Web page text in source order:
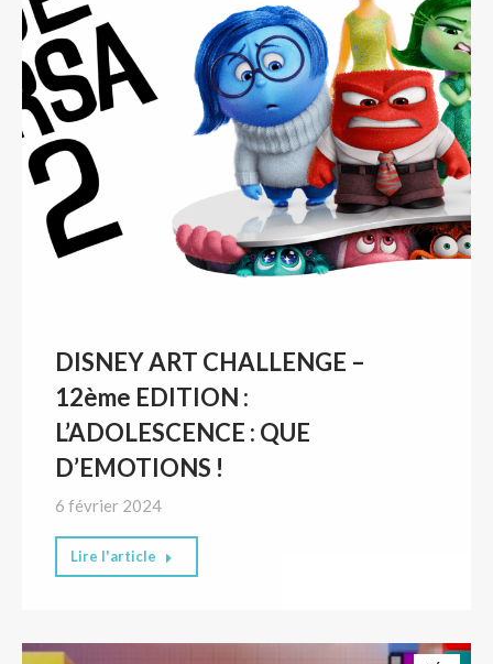
DISNEY ART CHALLENGE –
12ème EDITION :
L’ADOLESCENCE : QUE
D’EMOTIONS !
6 février 2024
Lire l'article